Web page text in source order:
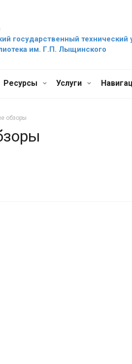
государственный технический
им. Г.П. Лыщинского
Ресурсы Услуги
обзоры